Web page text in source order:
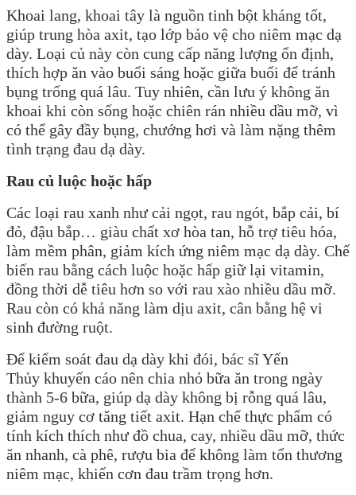
Khoai lang, khoai tây là nguồn tinh bột kháng tốt,
giúp trung hòa axit, tạo lớp bảo vệ cho niêm mạc dạ
dày. Loại củ này còn cung cấp năng lượng ổn định,
thích hợp ăn vào buổi sáng hoặc giữa buổi để tránh
bụng trống quá lâu. Tuy nhiên, cần lưu ý không ăn
khoai khi còn sống hoặc chiên rán nhiều dầu mỡ, vì
có thể gây đầy bụng, chướng hơi và làm nặng thêm
tình trạng đau dạ dày.
Rau củ luộc hoặc hấp
Các loại rau xanh như cải ngọt, rau ngót, bắp cải, bí
đỏ, đậu bắp… giàu chất xơ hòa tan, hỗ trợ tiêu hóa,
làm mềm phân, giảm kích ứng niêm mạc dạ dày. Chế
biến rau bằng cách luộc hoặc hấp giữ lại vitamin,
đồng thời dễ tiêu hơn so với rau xào nhiều dầu mỡ.
Rau còn có khả năng làm dịu axit, cân bằng hệ vi
sinh đường ruột.
Để kiểm soát đau dạ dày khi đói, bác sĩ Yến
Thủy khuyến cáo nên chia nhỏ bữa ăn trong ngày
thành 5-6 bữa, giúp dạ dày không bị rỗng quá lâu,
giảm nguy cơ tăng tiết axit. Hạn chế thực phẩm có
tính kích thích như đồ chua, cay, nhiều dầu mỡ, thức
ăn nhanh, cà phê, rượu bia để không làm tổn thương
niêm mạc, khiến cơn đau trầm trọng hơn.